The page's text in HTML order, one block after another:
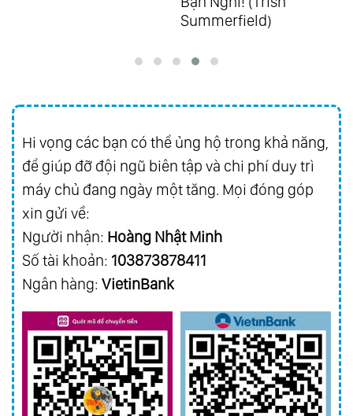
91.Best Friend
92.Everybody Loves Somebody Sometime
93. Golden Collection Vol.3
94. Magic Of Richard Vol.1 - Grandes
Favoritos
95.
Magic Of Richard Vol.2 - Melodias
96.Magic Of Richard Vol.3 - Romance Y
Pasion
97.Magic Of Richard Vol.4 - Sentimientos A
Flor De Piel
Summerfield)
Hi vọng các bạn có thể ủng hộ trong khả năng,
để giúp đỡ đội ngũ biên tập và chi phí duy trì
máy chủ đang ngày một tăng. Mọi đóng góp
xin gửi về:
Người nhận: Hoàng Nhật Minh
Số tài khoản: 103873878411
Ngân hàng: VietinBank